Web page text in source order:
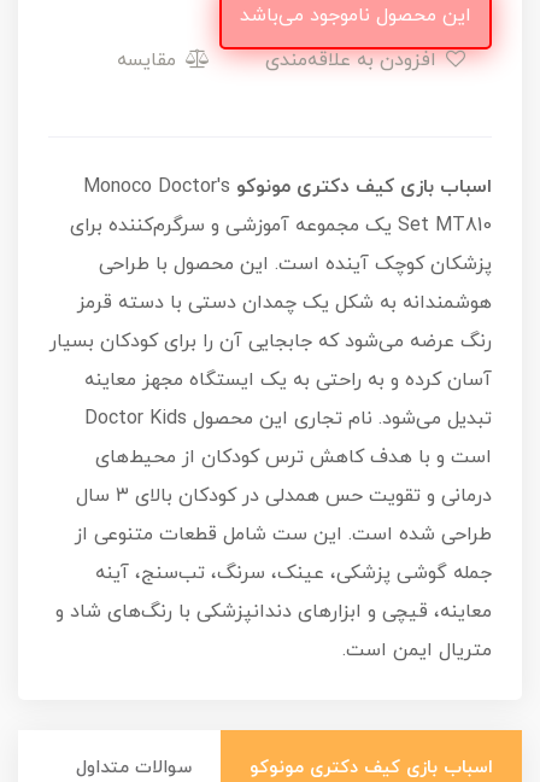
این محصول ناموجود می‌باشد
افزودن به علاقه‌مندی
مقایسه
اسباب بازی کیف دکتری مونوکو Monoco Doctor's
Set MT810 یک مجموعه آموزشی و سرگرم‌کننده برای
پزشکان کوچک آینده است. این محصول با طراحی
هوشمندانه به شکل یک چمدان دستی با دسته قرمز
رنگ عرضه می‌شود که جابجایی آن را برای کودکان بسیار
آسان کرده و به راحتی به یک ایستگاه مجهز معاینه
تبدیل می‌شود. نام تجاری این محصول Doctor Kids
است و با هدف کاهش ترس کودکان از محیط‌های
درمانی و تقویت حس همدلی در کودکان بالای ۳ سال
طراحی شده است. این ست شامل قطعات متنوعی از
جمله گوشی پزشکی، عینک، سرنگ، تب‌سنج، آینه
معاینه، قیچی و ابزارهای دندانپزشکی با رنگ‌های شاد و
متریال ایمن است.
اسباب بازی کیف دکتری مونوکو سوالات متداول